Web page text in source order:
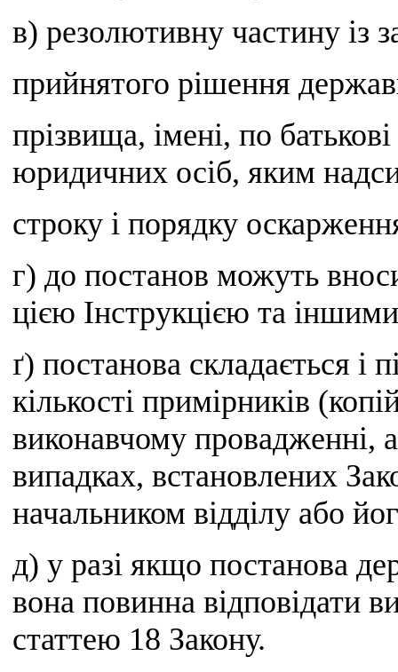
в) резолютивну частину із
прийнятого рішення
прізвища, імені, по
юридичних осіб, яким
строку і порядку
г) до постанов можуть
цією Інструкцією та
ґ) постанова складається і
кількості примірників
виконавчому провадженні,
випадках, встановлених
начальником відділу або
д) у разі якщо постанова
вона повинна відповідати
статтею 18 Закону.